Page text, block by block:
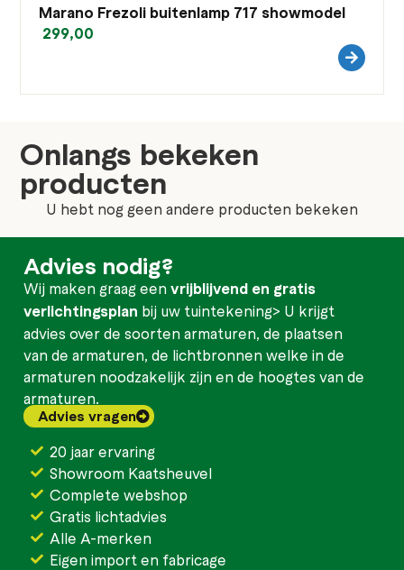
Marano Frezoli buitenlamp 717 showmodel
299,00
Onlangs bekeken
producten
U hebt nog geen andere producten bekeken
Advies nodig?
Wij maken graag eenvrijblijvend en gratis
verlichtingsplan bij uw tuintekening> U krijgt
advies over de soorten armaturen, de plaatsen
van de armaturen, de lichtbronnen welke in de
armaturen noodzakelijk zijn en de hoogtes van de
armaturen.
Advies vragen
20 jaar ervaring
Showroom Kaatsheuvel
Complete webshop
Gratis lichtadvies
Alle A-merken
Eigen import en fabricage